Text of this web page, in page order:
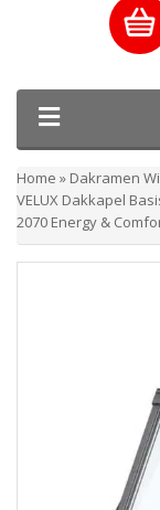
Home » Dakramen
VELUX Dakkapel
2070 Energy &